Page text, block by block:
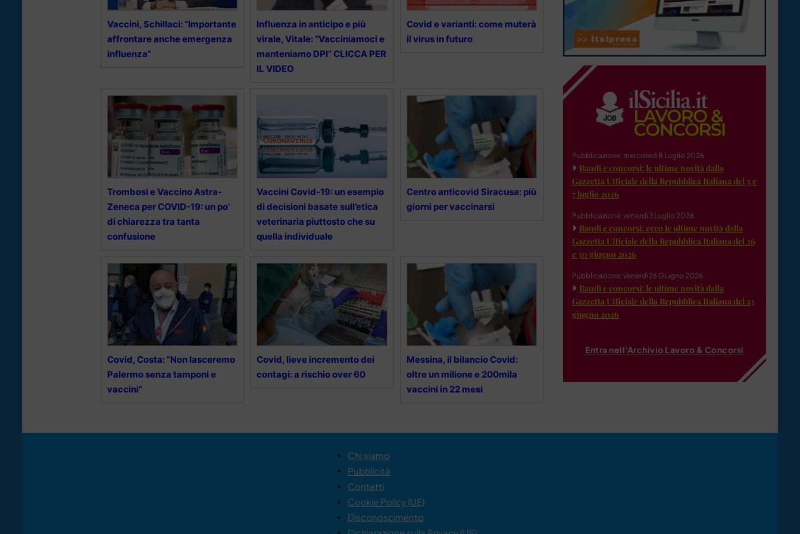
Vaccini, Schillaci: “Importante
affrontare anche emergenza
influenza”
Influenza in anticipo e più
virale, Vitale: “Vacciniamoci e
manteniamo DPI” CLICCA PER
IL VIDEO
Covid e varianti: come muterà
il virus in futuro
Trombosi e Vaccino Astra-
Zeneca per COVID-19: un po’
di chiarezza tra tanta
confusione
Vaccini Covid-19: un esempio
di decisioni basate sull’etica
veterinaria piuttosto che su
quella individuale
Centro anticovid Siracusa: più
giorni per vaccinarsi
Covid, Costa: “Non lasceremo
Palermo senza tamponi e
vaccini”
Covid, lieve incremento dei
contagi: a rischio over 60
Messina, il bilancio Covid:
oltre un milione e 200mila
vaccini in 22 mesi
Pubblicazione: mercoledì 8 Luglio 2026
Bandi e concorsi: le ultime novità dalla
Gazzetta Ufficiale della Repubblica Italiana del 3 e
7 luglio 2026
Pubblicazione: venerdì 3 Luglio 2026
Bandi e concorsi: ecco le ultime novità dalla
Gazzetta Ufficiale della Repubblica Italiana del 26
e 30 giugno 2026
Pubblicazione: venerdì 26 Giugno 2026
Bandi e concorsi: le ultime novità dalla
Gazzetta Ufficiale della Repubblica Italiana del 23
giugno 2026
Entra nell'Archivio Lavoro & Concorsi
Chi siamo
Pubblicità
Contatti
Cookie Policy (UE)
Disconoscimento